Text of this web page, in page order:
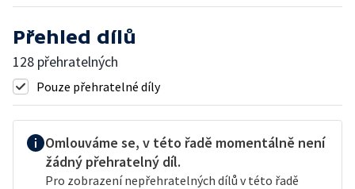
Přehled dílů
128 přehratelných
Pouze přehratelné díly
Omlouváme se, v této řadě momentálně není
žádný přehratelný díl.
Pro zobrazení nepřehratelných dílů v této řadě